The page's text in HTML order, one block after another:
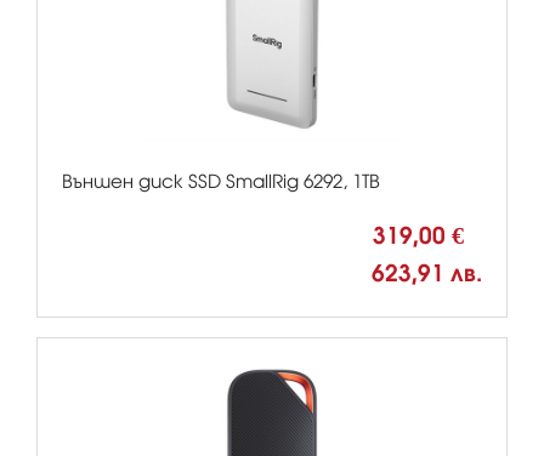
Външен диск SSD SmallRig 6292, 1TB
319,00 €
623,91 лв.